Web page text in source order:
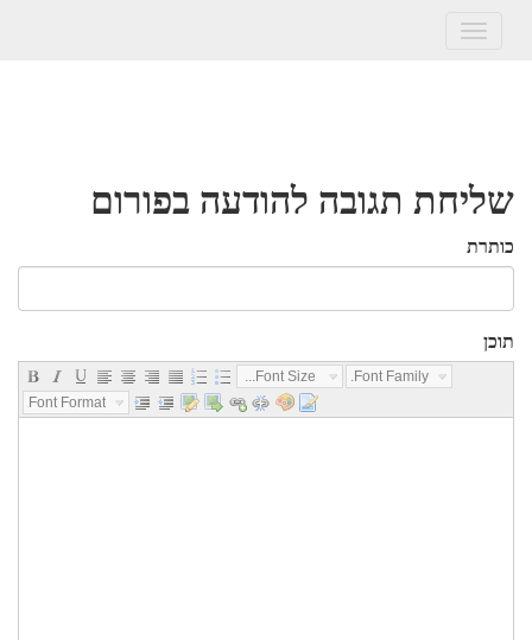
Toggle
שליחת תגובה להודעה בפורום
כותרת
תוכן
Font Size...
Font Family...
Font Format...